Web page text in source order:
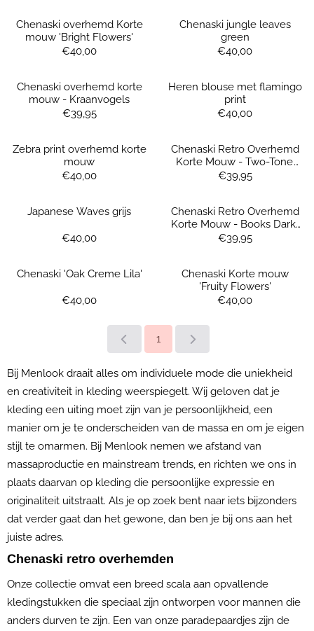
Chenaski overhemd Korte
mouw 'Bright Flowers'
Prijs: 40,00
€40,00
Chenaski jungle leaves
green
Prijs: 40,00
€40,00
Chenaski overhemd korte
mouw - Kraanvogels
Prijs: 39,95
€39,95
Heren blouse met flamingo
print
Prijs: 40,00
€40,00
Zebra print overhemd korte
mouw
Prijs: 40,00
€40,00
Chenaski Retro Overhemd
Korte Mouw - Two-Tone
Red & Black
Prijs: 39,95
€39,95
Japanese Waves grijs
Prijs: 40,00
€40,00
Chenaski Retro Overhemd
Korte Mouw - Books Dark-
Creme & Black
Prijs: 39,95
€39,95
Chenaski 'Oak Creme Lila'
Prijs: 40,00
€40,00
Chenaski Korte mouw
'Fruity Flowers'
Prijs: 40,00
€40,00
1
Bij Menlook draait alles om individuele mode die uniekheid
en creativiteit in kleding weerspiegelt. Wij geloven dat je
kleding een uiting moet zijn van je persoonlijkheid, een
manier om je te onderscheiden van de massa en om je eigen
stijl te omarmen. Bij Menlook nemen we afstand van
massaproductie en mainstream trends, en richten we ons in
plaats daarvan op kleding die persoonlijke expressie en
originaliteit uitstraalt. Als je op zoek bent naar iets bijzonders
dat verder gaat dan het gewone, dan ben je bij ons aan het
juiste adres.
Chenaski retro overhemden
Onze collectie omvat een breed scala aan opvallende
kledingstukken die speciaal zijn ontworpen voor mannen die
anders durven te zijn. Een van onze paradepaardjes zijn de